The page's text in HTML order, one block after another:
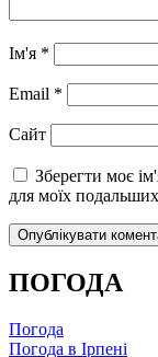
Ім'я *
Email *
Сайт
Зберегти моє
для моїх
ПОГОДА
Погода
Погода в Ірпені